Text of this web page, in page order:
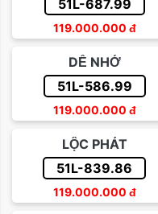
51L-687.99
119.000.000 đ
DỄ NHỚ
51L-586.99
119.000.000 đ
LỘC PHÁT
51L-839.86
119.000.000 đ